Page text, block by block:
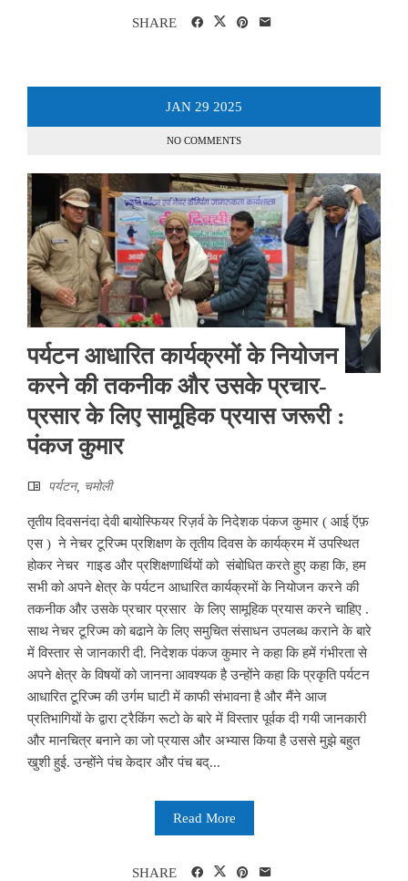
SHARE
JAN 29 2025
NO COMMENTS
पर्यटन आधारित कार्यक्रमों के नियोजन
करने की तकनीक और उसके प्रचार-
प्रसार के लिए सामूहिक प्रयास जरूरी :
पंकज कुमार
पर्यटन, चमोली
तृतीय दिवसनंदा देवी बायोस्फियर रिज़र्व के निदेशक पंकज कुमार ( आई ऍफ़
एस ) ने नेचर टूरिज्म प्रशिक्षण के तृतीय दिवस के कार्यक्रम में उपस्थित
होकर नेचर गाइड और प्रशिक्षणार्थियों को संबोधित करते हुए कहा कि, हम
सभी को अपने क्षेत्र के पर्यटन आधारित कार्यक्रमों के नियोजन करने की
तकनीक और उसके प्रचार प्रसार के लिए सामूहिक प्रयास करने चाहिए .
साथ नेचर टूरिज्म को बढाने के लिए समुचित संसाधन उपलब्ध कराने के बारे
में विस्तार से जानकारी दी. निदेशक पंकज कुमार ने कहा कि हमें गंभीरता से
अपने क्षेत्र के विषयों को जानना आवश्यक है उन्होंने कहा कि प्रकृति पर्यटन
आधारित टूरिज्म की उर्गम घाटी में काफी संभावना है और मैंने आज
प्रतिभागियों के द्वारा ट्रैकिंग रूटो के बारे में विस्तार पूर्वक दी गयी जानकारी
और मानचित्र बनाने का जो प्रयास और अभ्यास किया है उससे मुझे बहुत
खुशी हुई. उन्होंने पंच केदार और पंच बद्...
Read More
SHARE